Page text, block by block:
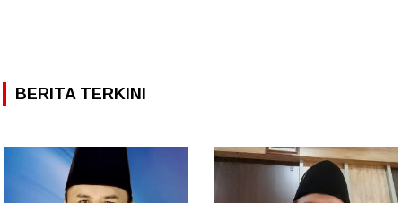
BERITA TERKINI